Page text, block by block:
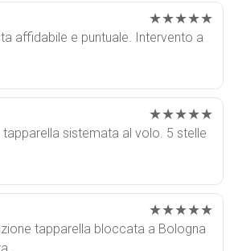
★★★★★
affidabile e puntuale. Intervento a
★★★★★
tapparella sistemata al volo. 5 stelle
★★★★★
tapparella bloccata a Bologna